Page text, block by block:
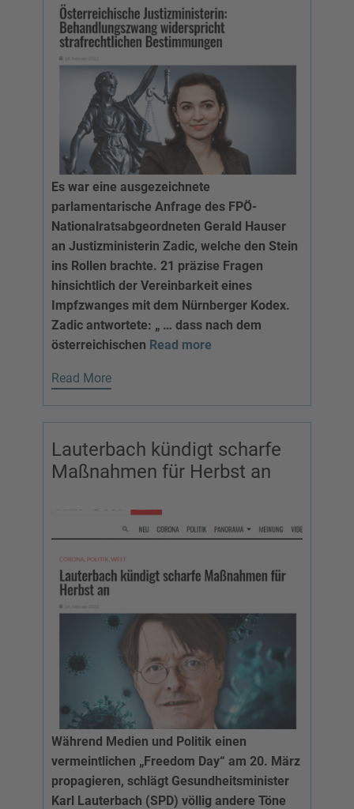
Es war eine ausgezeichnete
parlamentarische Anfrage des FPÖ-
Nationalratsabgeordneten Gerald Hauser
an Justizministerin Zadic, welche den Stein
ins Rollen brachte. 21 präzise Fragen
hinsichtlich der Vereinbarkeit eines
Impfzwanges mit dem Nürnberger Kodex.
Zadic antwortete: „ … dass nach dem
österreichischen Read more
Read More
Lauterbach kündigt scharfe
Maßnahmen für Herbst an
Während Medien und Politik einen
vermeintlichen „Freedom Day“ am 20. März
propagieren, schlägt Gesundheitsminister
Karl Lauterbach (SPD) völlig andere Töne